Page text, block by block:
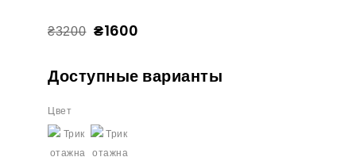
₴3200 ₴1600
Доступные варианты
Цвет